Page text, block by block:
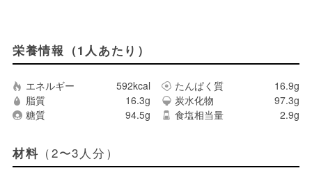
栄養情報（1人あたり）
エネルギー 592kcal たんぱく質
16.9g
脂質
16.3g 炭水化物
97.3g
糖質
94.5g 食塩相当量 2.9g
材料 （2〜3人分）